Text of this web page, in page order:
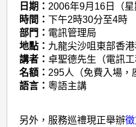
日期： 2006年9月16日（星
時間：下午2時30分至4時
部門： 電訊管理局
地點： 九龍尖沙咀東部香
講者：卓聖德先生（電訊工
名額： 295人（免費入場，
語言： 粵語主講
另外，服務巡禮現正舉辦